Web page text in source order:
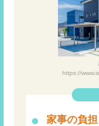
https://
家事の負